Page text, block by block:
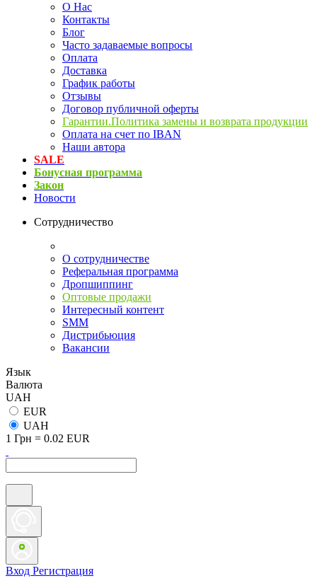
О Нас
Контакты
Блог
Часто задаваемые вопросы
Оплата
Доставка
График работы
Отзывы
Договор публичной оферты
Гарантии.Политика замены и возврата продукции
Оплата на счет по IBAN
Наши автора
SALE
Бонусная программа
Закон
Новости
Сотрудничество
О сотрудничестве
Реферальная программа
Дропшиппинг
Оптовые продажи
Интересный контент
SMM
Дистрибьюция
Вакансии
Язык
Валюта
UAH
EUR
UAH
1 Грн = 0.02 EUR
Вход Регистрация